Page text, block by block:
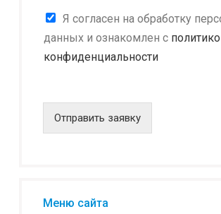
а
н
е
К
н
ф
е
н
Я согласен на обработку
данных и ознакомлен с
конфиденциальности
Отправить заявку
Меню сайта